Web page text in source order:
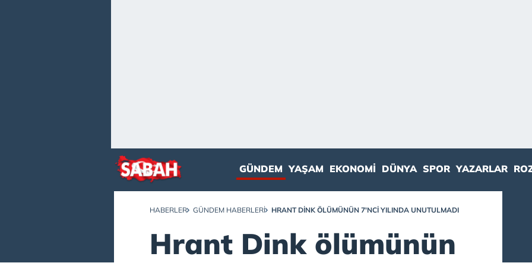
GÜNDEM YAŞAM EKONOMI DÜNYA SPOR YAZARLAR
HABERLER GÜNDEM HABERLERI HRANT DINK ÖLÜMÜNÜN 7'NCI YILINDA UNUTULMADI
Hrant Dink ölümünün